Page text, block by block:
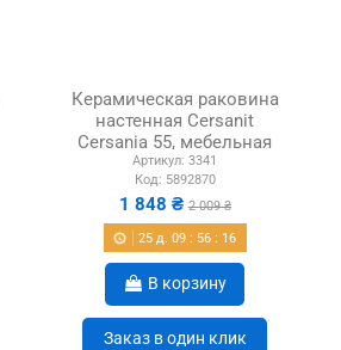
Керамическая раковина
настенная Cersanit
Cersania 55, мебельная
Артикул: 3341
Код: 5892870
1 848 ₴2 009 ₴
25 д. 09 : 56 : 15
В корзину
Заказ в один клик